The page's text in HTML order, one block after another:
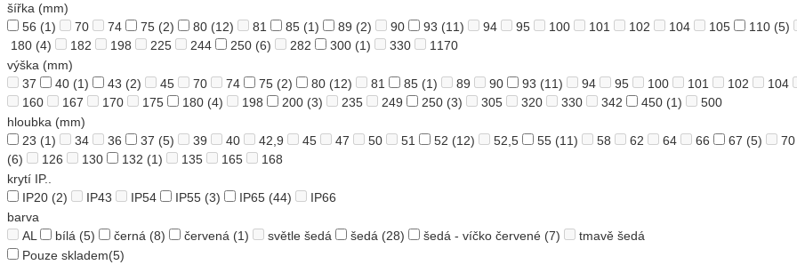
šířka (mm)
56 (1) 70 74 75 (2) 80 (12) 81 85 (1) 89 (2) 90 93 (11) 94 95 100 101 102 104 105 110 (5)
180 (4) 182 198 225 244 250 (6) 282 300 (1) 330
1170
výška (mm)
37
40 (1) 43 (2) 45 70 74 75 (2) 80 (12) 81 85 (1) 89 90 93 (11) 94 95 100 101 102 104
160
167 170 175 180 (4) 198 200 (3) 235 249 250 (3) 305 320 330 342 450 (1)
500
hloubka (mm)
23 (1) 34 36 37 (5) 39 40 42,9 45 47 50 51 52 (12) 52,5 55 (11) 58 62 64 66 67 (5) 70
(6)
126 130 132 (1) 135 165
168
krytí IP..
IP20 (2) IP43 IP54 IP55 (3) IP65 (44)
IP66
barva
AL
bílá (5) černá (8) červená (1) světle šedá šedá (28) šedá - víčko červené (7)
tmavě šedá
Pouze skladem(5)